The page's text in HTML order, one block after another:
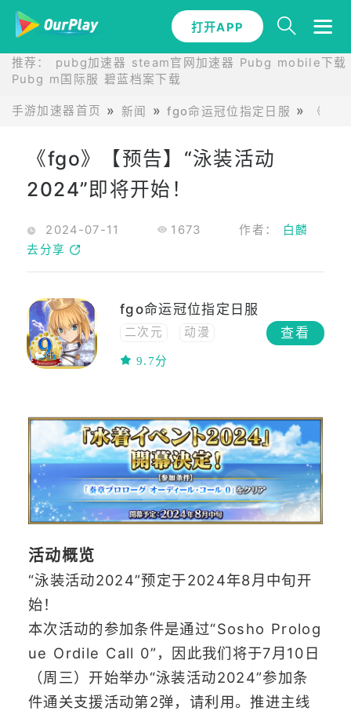
打开APP
推荐： pubg加速器 steam官网加速器 Pubg mobile下载
Pubg m国际服 碧蓝档案下载
手游加速器首页 新闻 fgo命运冠位指定日服 《fgo
《fgo》【预告】“泳装活动
2024”即将开始！
2024-07-11 1673 作者：
白麟
去分享
fgo命运冠位指定日服
二次元
动漫
战争模拟
9.7分
查看
活动概览
“泳装活动2024”预定于2024年8月中旬开
始！
本次活动的参加条件是通过“Sosho Prolog
ue Ordile Call 0”，因此我们将于7月10日
（周三）开始举办“泳装活动2024”参加条
件通关支援活动第2弹，请利用。推进主线